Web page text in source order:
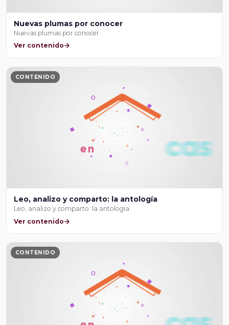
Nuevas plumas por conocer
Nuevas plumas por conocer
Ver contenido
CONTENIDO
Leo, analizo y comparto: la antología
Leo, analizo y comparto: la antología
Ver contenido
CONTENIDO